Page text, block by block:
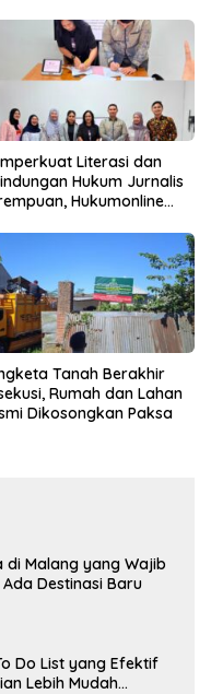
Literasi dan
Hukum Jurnalis
Hukumonline
Tanah Berakhir
Rumah dan Lahan
Dikosongkan Paksa
di Malang yang Wajib
Destinasi Baru
Do List yang Efektif
Lebih Mudah